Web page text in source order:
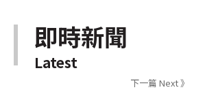
即時新聞
Latest
下一篇 Next 》